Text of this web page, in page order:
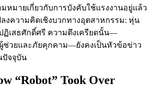
หมายเกี่ยวกับการบังคับใช้แรงงานอยู่แล้ว
ลงความคิดเชิงบวกทางอุตสาหกรรม: หุ่น
ฏิเสธศักดิ์ศรี ความตึงเครียดนั้น—
ช่วยและภัยคุกคาม—ยังคงเป็นหัวข้อข่าว
ปัจจุบัน
“Robot” Took Over